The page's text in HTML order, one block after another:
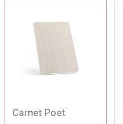
Carnet Poet